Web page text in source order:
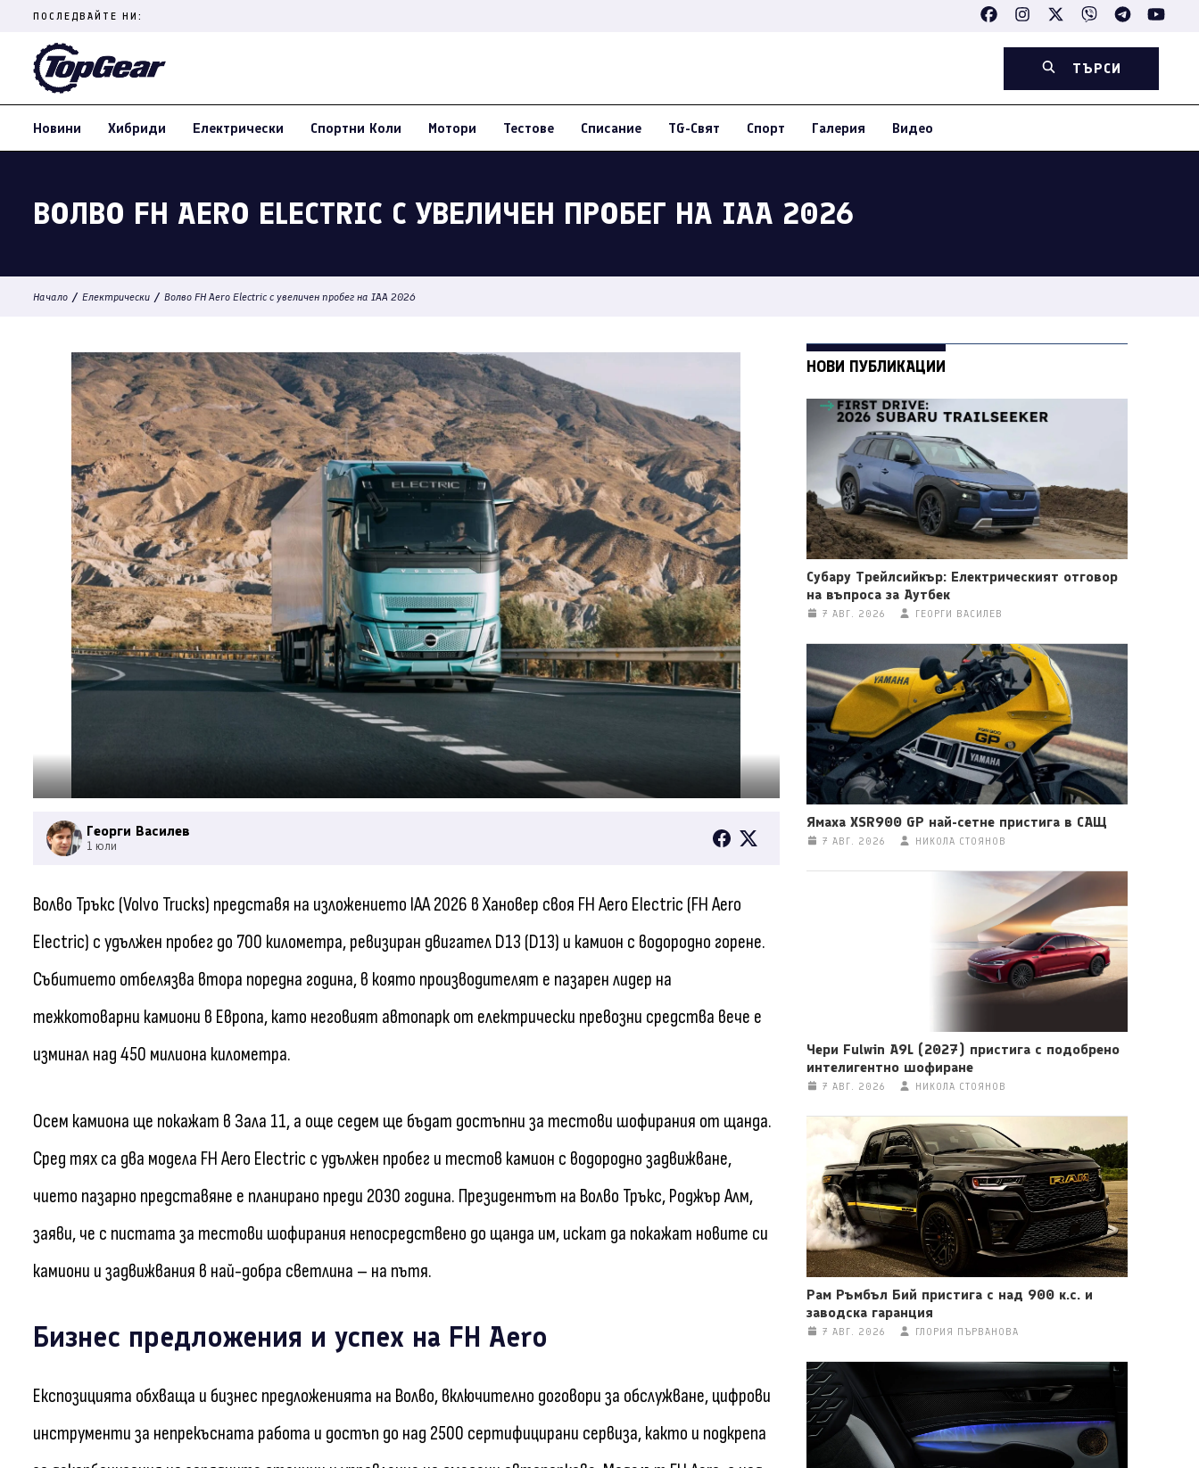
content
(Press
ПОСЛЕДВАЙТЕ НИ:
ТЪРСИ
Новини Хибриди Електрически Спортни Коли Мотори Тестове Списание TG-Свят Спорт Галерия Видео
ВОЛВО FH AERO ELECTRIC С УВЕЛИЧЕН ПРОБЕГ НА IAA 2026
Начало / Електрически / Волво FH Aero Electric с увеличен пробег на IAA 2026
Георги Василев
1 юли
Волво Тръкс (Volvo Trucks) представя на изложението IAA 2026 в Хановер своя FH Aero Electric (FH Aero
Electric) с удължен пробег до 700 километра, ревизиран двигател D13 (D13) и камион с водородно горене.
Събитието отбелязва втора поредна година, в която производителят е пазарен лидер на
тежкотоварни камиони в Европа, като неговият автопарк от електрически превозни средства вече е
изминал над 450 милиона километра.
Осем камиона ще покажат в Зала 11, а още седем ще бъдат достъпни за тестови шофирания от щанда.
Сред тях са два модела FH Aero Electric с удължен пробег и тестов камион с водородно задвижване,
чието пазарно представяне е планирано преди 2030 година. Президентът на Волво Тръкс, Роджър Алм,
заяви, че с пистата за тестови шофирания непосредствено до щанда им, искат да покажат новите си
камиони и задвижвания в най-добра светлина – на пътя.
Бизнес предложения и успех на FH Aero
Експозицията обхваща и бизнес предложенията на Волво, включително договори за обслужване, цифрови
инструменти за непрекъсната работа и достъп до над 2500 сертифицирани сервиза, както и подкрепа
НОВИ ПУБЛИКАЦИИ
Субару Трейлсийкър: Електрическият отговор
на въпроса за Аутбек
7 АВГ. 2026 ГЕОРГИ ВАСИЛЕВ
Ямаха XSR900 GP най-сетне пристига в САЩ
7 АВГ. 2026 НИКОЛА СТОЯНОВ
Чери Fulwin A9L (2027) пристига с подобрено
интелигентно шофиране
7 АВГ. 2026 НИКОЛА СТОЯНОВ
Рам Ръмбъл Бий пристига с над 900 к.с. и
заводска гаранция
7 АВГ. 2026 ГЛОРИЯ ПЪРВАНОВА